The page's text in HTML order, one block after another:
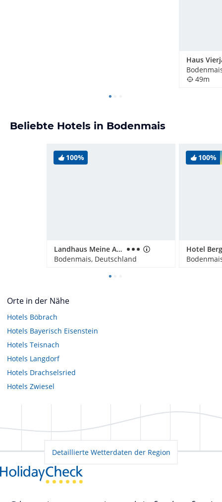
49m
Beliebte Hotels in Bodenmais
100%
Landhaus Meine Auszeit
Bodenmais, Deutschland
100%
Orte in der Nähe
Hotels Böbrach
Hotels Bayerisch Eisenstein
Hotels Teisnach
Hotels Langdorf
Hotels Drachselsried
Hotels Zwiesel
Detaillierte Wetterdaten der Region